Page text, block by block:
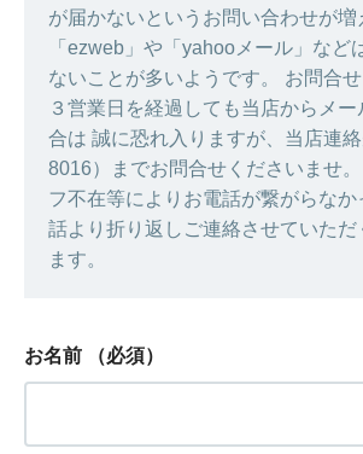
が届かないというお問い合わせが増
「ezweb」や「yahooメール」など
ないことが多いようです。 お問合
３営業日を経過しても当店からメ
合は 誠に恐れ入りますが、当店連
8016）までお問合せくださいませ
フ不在等によりお電話が繋がらなか
話より折り返しご連絡させていただ
ます。
お名前 （必須）